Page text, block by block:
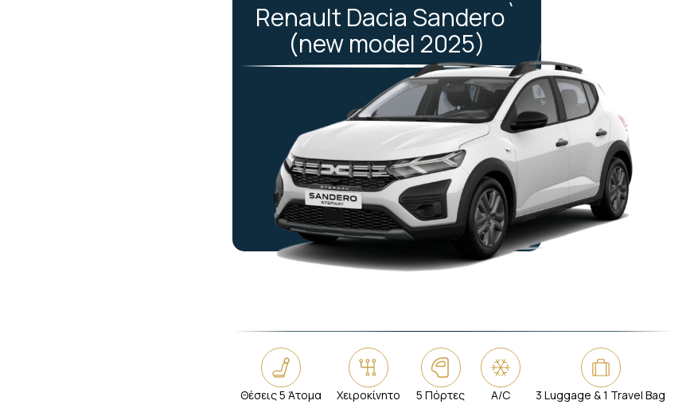
Renault Dacia Sandero`
(new model 2025)
Θέσεις 5 Άτομα Χειροκίνητο 5 Πόρτες A/C 3 Luggage & 1 Travel Bag